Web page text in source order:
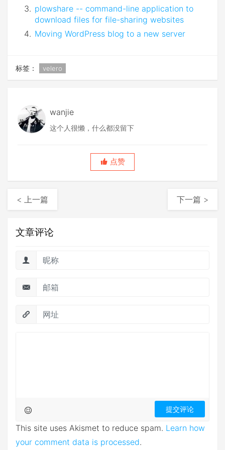
plowshare -- command-line application to
download files for file-sharing websites
Moving WordPress blog to a new server
标签： velero
wanjie
这个人很懒，什么都没留下
点赞
< 上一篇 下一篇 >
文章评论
This site uses Akismet to reduce spam. Learn how
your comment data is processed.